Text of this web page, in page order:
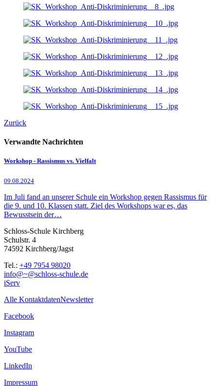
Zurück
Verwandte Nachrichten
Workshop - Rassismus vs. Vielfalt
09.08.2024
Im Juli fand an unserer Schule ein Workshop gegen Rassismus für
die 9. und 10. Klassen statt. Ziel des Workshops war es, das
Bewusstsein der…
Schloss-Schule Kirchberg
Schulstr. 4
74592 Kirchberg/Jagst
Tel.: +49 7954 98020
info@~@schloss-schule.de
iServ
Alle KontaktdatenNewsletter
Facebook
Instagram
YouTube
LinkedIn
Impressum